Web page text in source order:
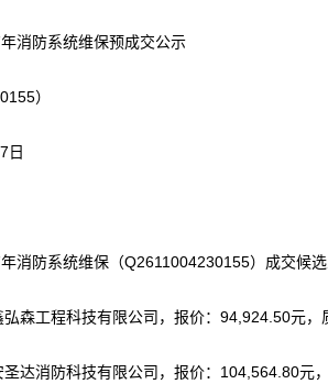
消防系统维保预成交公示
）
日
消防系统维保（Q2611004230155）成交候选
森工程科技有限公司，报价：94,924.50元，
达消防科技有限公司，报价：104,564.80元